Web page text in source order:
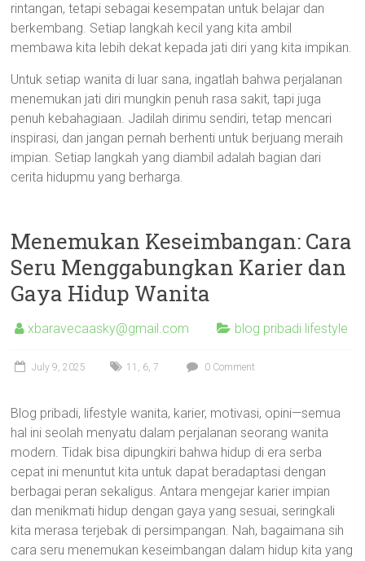
rintangan, tetapi sebagai kesempatan untuk belajar dan
berkembang. Setiap langkah kecil yang kita ambil
membawa kita lebih dekat kepada jati diri yang kita impikan.
Untuk setiap wanita di luar sana, ingatlah bahwa perjalanan
menemukan jati diri mungkin penuh rasa sakit, tapi juga
penuh kebahagiaan. Jadilah dirimu sendiri, tetap mencari
inspirasi, dan jangan pernah berhenti untuk berjuang meraih
impian. Setiap langkah yang diambil adalah bagian dari
cerita hidupmu yang berharga.
Menemukan Keseimbangan: Cara
Seru Menggabungkan Karier dan
Gaya Hidup Wanita
xbaravecaasky@gmail.com blog pribadi lifestyle
July 9, 2025 11 , 6,7 0 Comment
Blog pribadi, lifestyle wanita, karier, motivasi, opini—semua
hal ini seolah menyatu dalam perjalanan seorang wanita
modern. Tidak bisa dipungkiri bahwa hidup di era serba
cepat ini menuntut kita untuk dapat beradaptasi dengan
berbagai peran sekaligus. Antara mengejar karier impian
dan menikmati hidup dengan gaya yang sesuai, seringkali
kita merasa terjebak di persimpangan. Nah, bagaimana sih
cara seru menemukan keseimbangan dalam hidup kita yang